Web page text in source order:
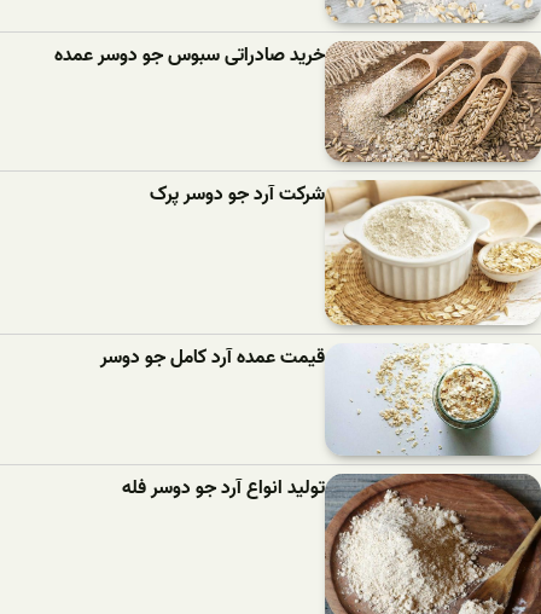
خرید صادراتی سبوس جو دوسر عمده
شرکت آرد جو دوسر پرک
قیمت عمده آرد کامل جو دوسر
تولید انواع آرد جو دوسر فله